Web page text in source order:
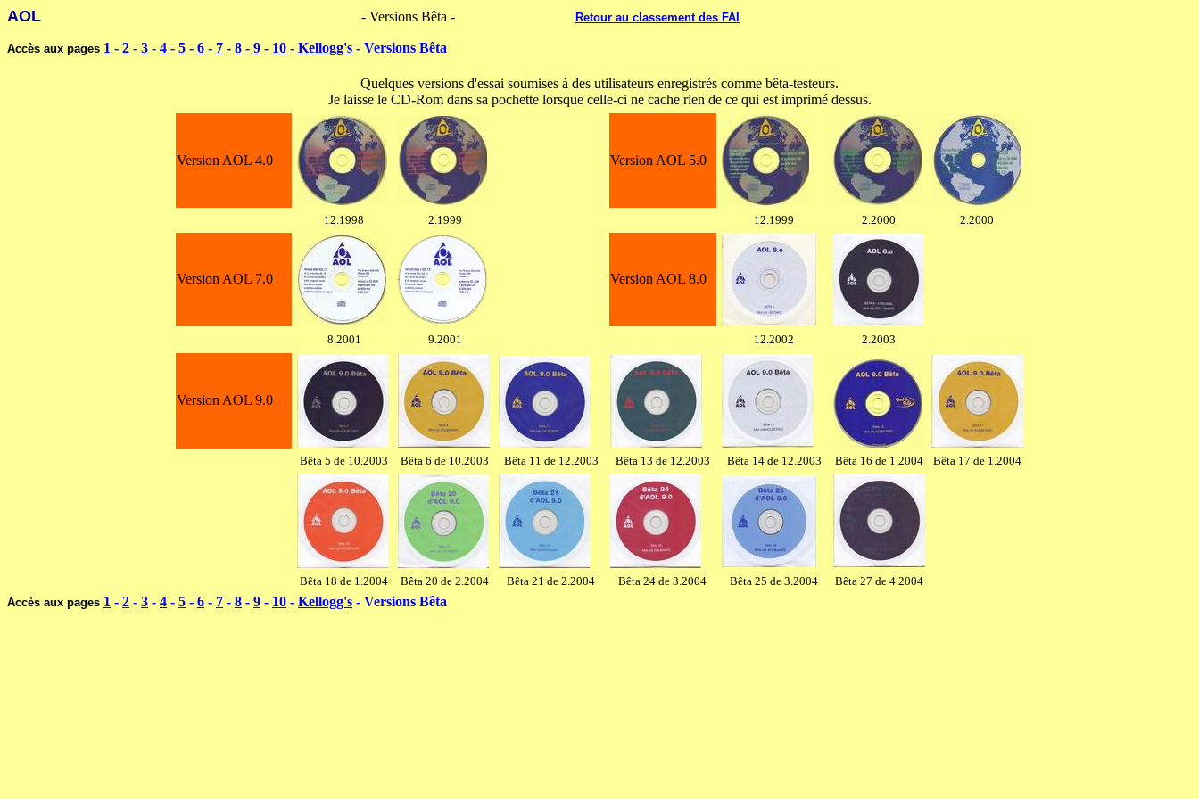
AOL - Versions Bêta - Retour au classement des FAI
Accès aux pages 1 - 2 - 3 - 4 - 5 - 6 - 7 - 8 - 9 - 10 - Kellogg's - Versions Bêta
Quelques versions d'essai soumises à des utilisateurs enregistrés comme bêta-testeurs.
Je laisse le CD-Rom dans sa pochette lorsque celle-ci ne cache rien de ce qui est imprimé dessus.
Version AOL 4.0 Version AOL 5.0
12.1998 2.1999 12.1999 2.2000 2.2000
Version AOL 7.0 Version AOL 8.0
8.2001 9.2001 12.2002 2.2003
Version AOL 9.0
Bêta 5 de 10.2003 Bêta 6 de 10.2003 Bêta 11 de 12.2003 Bêta 13 de 12.2003 Bêta 14 de 12.2003 Bêta 16 de 1.2004 Bêta 17 de 1.2004
Bêta 18 de 1.2004 Bêta 20 de 2.2004 Bêta 21 de 2.2004 Bêta 24 de 3.2004 Bêta 25 de 3.2004
Bêta 27 de 4.2004
Accès aux pages 1 - 2 - 3 - 4 - 5 - 6 - 7 - 8 - 9 - 10 - Kellogg's - Versions Bêta